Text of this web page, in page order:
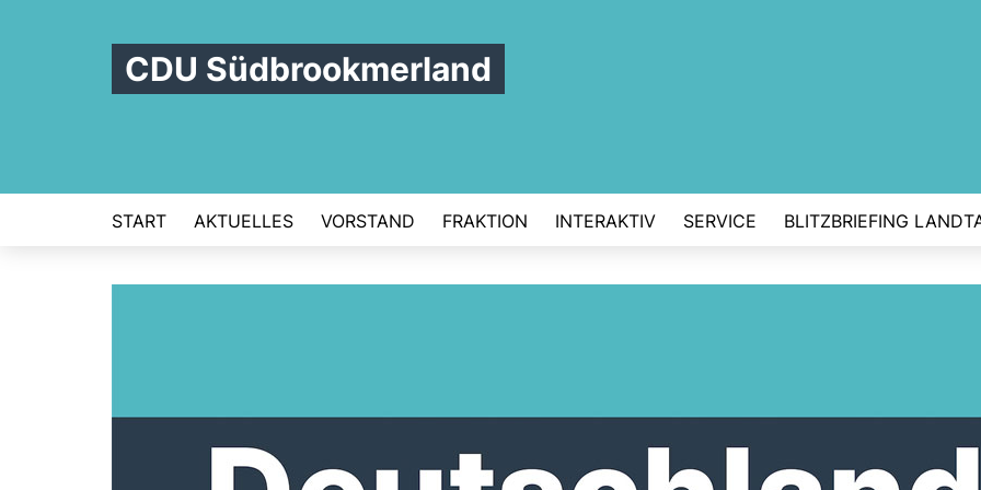
CDU Südbrookmerland
START AKTUELLES VORSTAND FRAKTION INTERAKTIV SERVICE BLITZBRIEFING